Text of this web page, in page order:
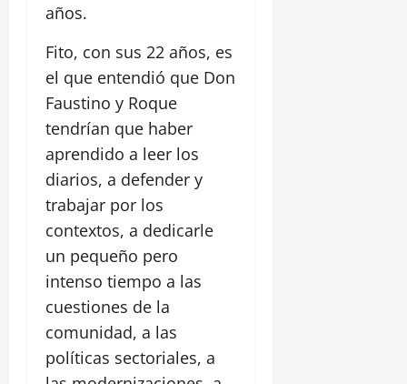
años.
Fito, con sus 22 años, es
el que entendió que Don
Faustino y Roque
tendrían que haber
aprendido a leer los
diarios, a defender y
trabajar por los
contextos, a dedicarle
un pequeño pero
intenso tiempo a las
cuestiones de la
comunidad, a las
políticas sectoriales, a